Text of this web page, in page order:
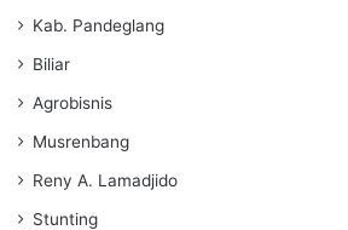
Kab. Pandeglang
Biliar
Agrobisnis
Musrenbang
Reny A. Lamadjido
Stunting